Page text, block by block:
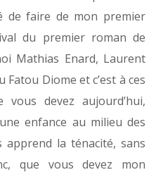
de faire de mon premier
du premier roman de
Mathias Enard, Laurent
Diome et c’est à ces
devez aujourd’hui,
enfance au milieu des
la ténacité, sans
que vous devez mon